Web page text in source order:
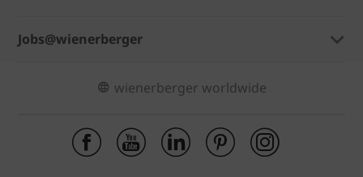
Jobs@wienerberger
wienerberger worldwide